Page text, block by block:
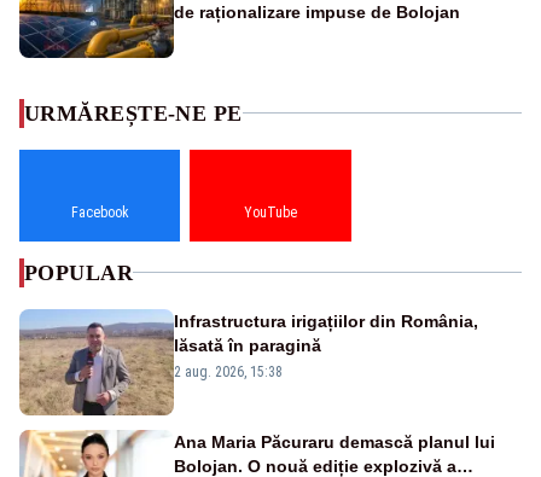
de raționalizare impuse de Bolojan
URMĂREȘTE-NE PE
Facebook YouTube
POPULAR
Infrastructura irigațiilor din România,
lăsată în paragină
2 aug. 2026, 15:38
Ana Maria Păcuraru demască planul lui
Bolojan. O nouă ediție explozivă a